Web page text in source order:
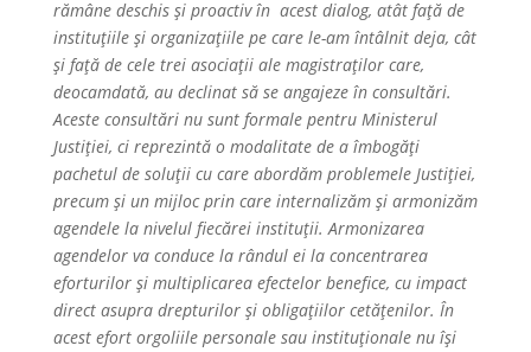
rămâne deschis şi proactiv în acest dialog, atât faţă de
instituțiile şi organizațiile pe care le-am întâlnit deja, cât
şi față de cele trei asociaţii ale magistraților care,
deocamdată, au declinat să se angajeze în consultări.
Aceste consultări nu sunt formale pentru Ministerul
Justiției, ci reprezintă o modalitate de a îmbogăți
pachetul de soluții cu care abordăm problemele Justiției,
precum şi un mijloc prin care internalizăm şi armonizăm
agendele la nivelul fiecărei instituții. Armonizarea
agendelor va conduce la rândul ei la concentrarea
eforturilor şi multiplicarea efectelor benefice, cu impact
direct asupra drepturilor şi obligațiilor cetățenilor. În
acest efort orgoliile personale sau instituționale nu îşi